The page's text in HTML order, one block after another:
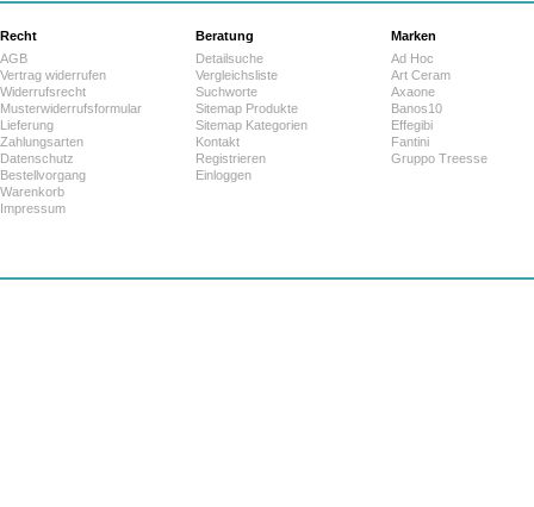
Recht
AGB
Vertrag widerrufen
Widerrufsrecht
Musterwiderrufsformular
Lieferung
Zahlungsarten
Datenschutz
Bestellvorgang
Warenkorb
Impressum
Beratung
Detailsuche
Vergleichsliste
Suchworte
Sitemap Produkte
Sitemap Kategorien
Kontakt
Registrieren
Einloggen
Marken
Ad Hoc
Art Ceram
Axaone
Banos10
Effegibi
Fantini
Gruppo Treesse